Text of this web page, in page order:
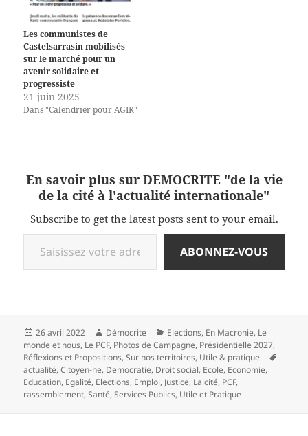
Les communistes de
Castelsarrasin mobilisés
sur le marché pour un
avenir solidaire et
progressiste
21 juin 2025
Dans "Calendrier pour AGIR"
En savoir plus sur DEMOCRITE "de la vie
de la cité à l'actualité internationale"
Subscribe to get the latest posts sent to your email.
Saisissez votre adresse e-mail…
ABONNEZ-VOUS
Publié
le
26 avril 2022 Auteur
Démocrite Catégories
Elections, En Macronie, Le
monde et nous, Le PCF, Photos de Campagne, Présidentielle 2027,
Réflexions et Propositions,Sur nos territoires, Utile & pratique
actualité,Citoyen-ne, Democratie, Droit social, Ecole, Economie,
Education, Egalité, Elections, Emploi, Justice, Laicité, PCF,
rassemblement,Santé,Services Publics, Utile et Pratique